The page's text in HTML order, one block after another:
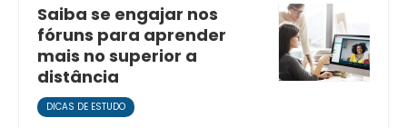
Saiba se engajar nos
fóruns para aprender
mais no superior a
distância
DICAS DE ESTUDO